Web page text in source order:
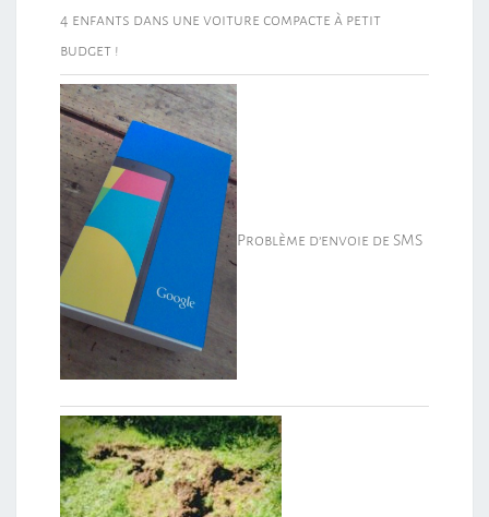
4 enfants dans une voiture compacte à petit
budget !
Problème d’envoie de SMS